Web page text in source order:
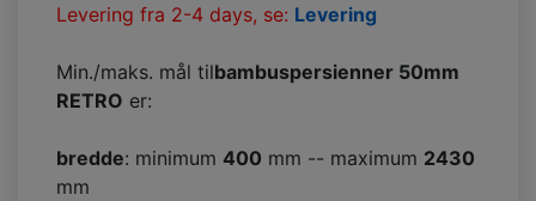
Levering fra 2-4 days, se: Levering
Min./maks. mål tilbambuspersienner 50mm
RETRO er:
bredde: minimum 400 mm -- maximum 2430
mm